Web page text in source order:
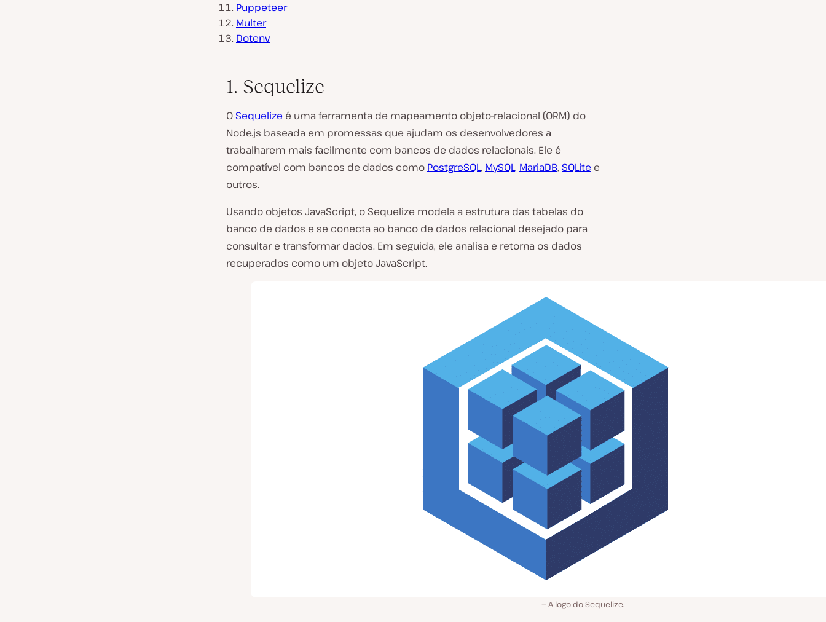
Puppeteer
Multer
Dotenv
1. Sequelize
O Sequelize é uma ferramenta de mapeamento objeto-relacional (ORM) do
Node.js baseada em promessas que ajudam os desenvolvedores a
trabalharem mais facilmente com bancos de dados relacionais. Ele é
compatível com bancos de dados como PostgreSQL, MySQL, MariaDB, SQLite e
outros.
Usando objetos JavaScript, o Sequelize modela a estrutura das tabelas do
banco de dados e se conecta ao banco de dados relacional desejado para
consultar e transformar dados. Em seguida, ele analisa e retorna os dados
recuperados como um objeto JavaScript.
A logo do Sequelize.